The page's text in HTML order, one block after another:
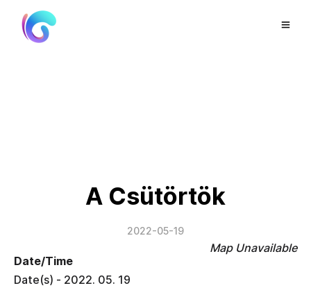
A Csütörtök
2022-05-19
Map Unavailable
Date/Time
Date(s) - 2022. 05. 19